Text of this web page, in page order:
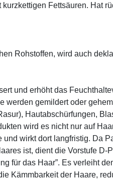
Fettsäuren. Hat
Rohstoffen, wird auch
und erhöht das
werden gemildert oder
Hautabschürfungen,
wird es nicht nur auf
wirkt dort langfristig. Da
ist, dient die Vorstufe D-
für das Haar”. Es verleiht
Kämmbarkeit der Haare,